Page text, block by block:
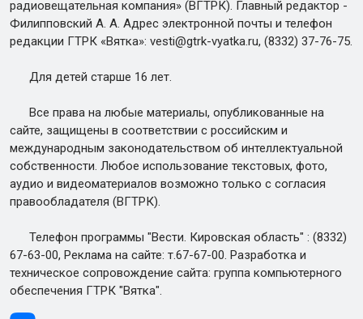
радиовещательная компания» (ВГТРК). Главный редактор -
Филипповский А. А. Адрес электронной почты и телефон
редакции ГТРК «Вятка»: vesti@gtrk-vyatka.ru, (8332) 37-76-75.
Для детей старше 16 лет.
Все права на любые материалы, опубликованные на
сайте, защищены в соответствии с российским и
международным законодательством об интеллектуальной
собственности. Любое использование текстовых, фото,
аудио и видеоматериалов возможно только с согласия
правообладателя (ВГТРК).
Телефон программы "Вести. Кировская область" : (8332)
67-63-00, Реклама на сайте: т.67-67-00. Разработка и
техническое сопровождение сайта: группа компьютерного
обеспечения ГТРК "Вятка".